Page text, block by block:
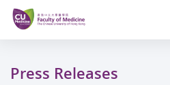
Skip
main
content
Press Releases